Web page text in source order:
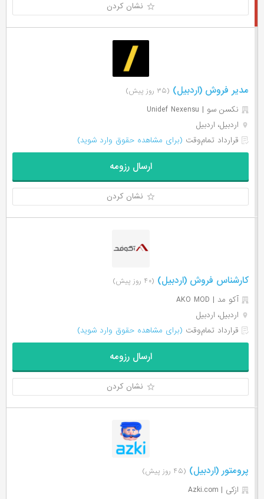
نشان کردن
مدیر فروش (اردبیل) (۳۵ روز پیش)
نکسن سو | Unidef Nexensu
اردبیل، اردبیل
قرارداد تمام‌وقت (برای مشاهده حقوق وارد شوید)
ارسال رزومه
نشان کردن
کارشناس فروش (اردبیل) (۴۰ روز پیش)
آکو مد | AKO MOD
اردبیل، اردبیل
قرارداد تمام‌وقت (برای مشاهده حقوق وارد شوید)
ارسال رزومه
نشان کردن
پرومتور (اردبیل) (۴۵ روز پیش)
ازکی | Azki‌.com